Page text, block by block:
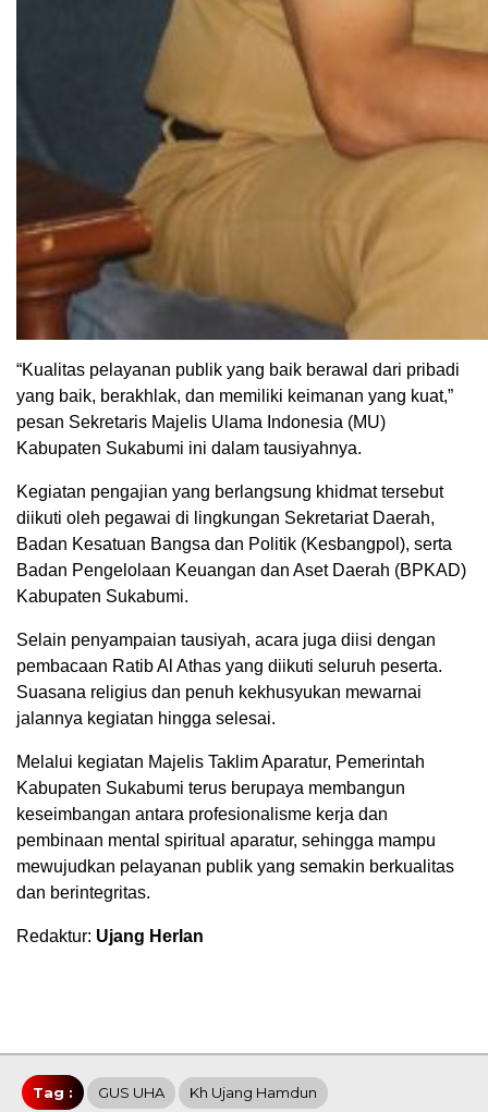
“Kualitas pelayanan publik yang baik berawal dari pribadi
yang baik, berakhlak, dan memiliki keimanan yang kuat,”
pesan Sekretaris Majelis Ulama Indonesia (MU)
Kabupaten Sukabumi ini dalam tausiyahnya.
Kegiatan pengajian yang berlangsung khidmat tersebut
diikuti oleh pegawai di lingkungan Sekretariat Daerah,
Badan Kesatuan Bangsa dan Politik (Kesbangpol), serta
Badan Pengelolaan Keuangan dan Aset Daerah (BPKAD)
Kabupaten Sukabumi.
Selain penyampaian tausiyah, acara juga diisi dengan
pembacaan Ratib Al Athas yang diikuti seluruh peserta.
Suasana religius dan penuh kekhusyukan mewarnai
jalannya kegiatan hingga selesai.
Melalui kegiatan Majelis Taklim Aparatur, Pemerintah
Kabupaten Sukabumi terus berupaya membangun
keseimbangan antara profesionalisme kerja dan
pembinaan mental spiritual aparatur, sehingga mampu
mewujudkan pelayanan publik yang semakin berkualitas
dan berintegritas.
Redaktur: Ujang Herlan
Tag : GUS UHA Kh Ujang Hamdun